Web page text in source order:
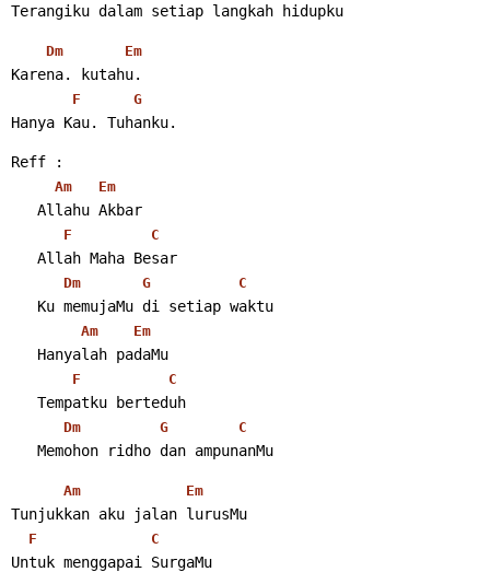
Terangiku dalam setiap langkah hidupku
Dm Em
Karena. kutahu.
F G
Hanya Kau. Tuhanku.
Reff :
Am Em
Allahu Akbar
F C
Allah Maha Besar
Dm G C
Ku memujaMu di setiap waktu
Am Em
Hanyalah padaMu
F C
Tempatku berteduh
Dm G C
Memohon ridho dan ampunanMu
Am Em
Tunjukkan aku jalan lurusMu
F C
Untuk menggapai SurgaMu